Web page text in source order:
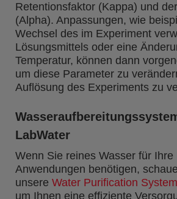
Retentionsfaktor (Kappa) und
(Alpha). Anpassungen, wie
Wechsel des im Experiment
Lösungsmittels oder eine
Temperatur, können dann
um diese Parameter zu
Auflösung des Experiments zu
LabWater
Wenn Sie reines Wasser für Ihre
Anwendungen benötigen,
unsere Water Purification
um Ihnen eine effiziente